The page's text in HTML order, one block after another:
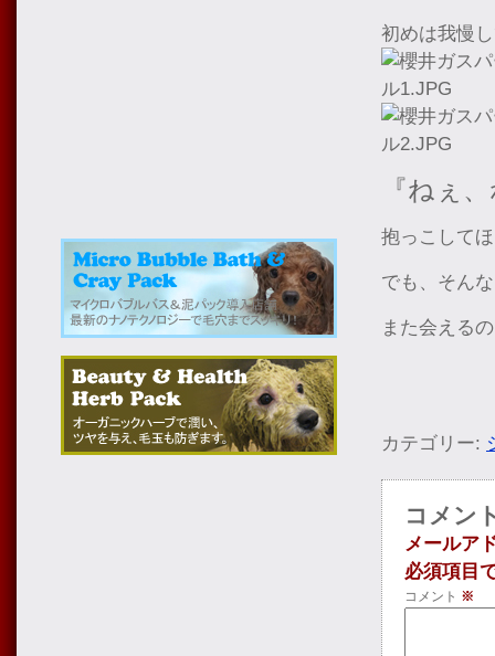
初めは我慢
『ねぇ
抱っこして
でも、そん
また会える
カテゴリー:
コメン
メールア
必須項目
コメント ※